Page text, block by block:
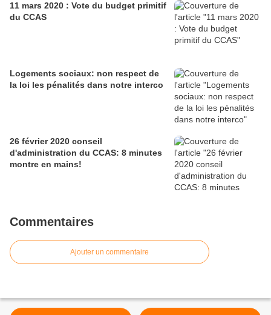
11 mars 2020 : Vote du budget primitif
du CCAS
Logements sociaux: non respect de
la loi les pénalités dans notre interco
26 février 2020 conseil
d'administration du CCAS: 8 minutes
montre en mains!
Commentaires
Ajouter un commentaire